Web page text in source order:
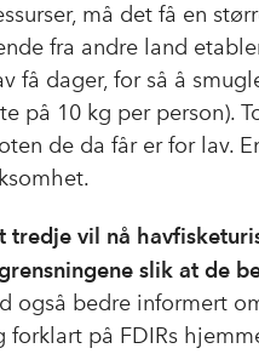
må det få en
fra andre land
få dager, for så å
på 10 kg per person).
de da får er for lav.
tredje vil nå
slik at de
også bedre informert
forklart på FDIRs